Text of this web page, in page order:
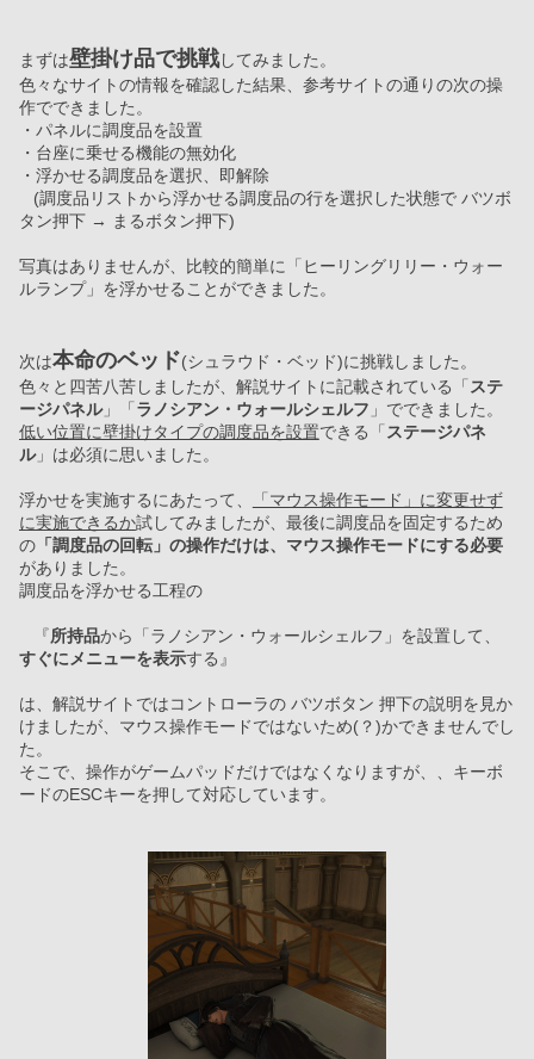
まずは壁掛け品で挑戦してみました。
色々なサイトの情報を確認した結果、参考サイトの通りの次の操
作でできました。
・パネルに調度品を設置
・台座に乗せる機能の無効化
・浮かせる調度品を選択、即解除
タン押下 → まるボタン押下)
写真はありませんが、比較的簡単に「ヒーリングリリー・ウォー
ルランプ」を浮かせることができました。
次は本命のベッド(シュラウド・ベッド)に挑戦しました。
色々と四苦八苦しましたが、解説サイトに記載されている「 ステ
ージパネル」「 ラノシアン・ウォールシェルフ 」でできました。
低い位置に壁掛けタイプの調度品を設置できる「 ステージパネ
ル」は必須に思いました。
浮かせを実施するにあたって、
「マウス操作モード」に変更せず
に実施できるか試してみましたが、最後に調度品を固定するため
の 「調度品の回転」の操作だけは、マウス操作モードにする必要
がありました。
調度品を浮かせる工程の
   『
所持品から「ラノシアン・ウォールシェルフ」を設置して、
すぐにメニューを表示する』
は、解説サイトではコントローラの バツボタン 押下の説明を見か
けましたが、マウス操作モードではないため(？)かできませんでし
た。
そこで、操作がゲームパッドだけではなくなりますが、、キーボ
ードのESCキーを押して対応しています。